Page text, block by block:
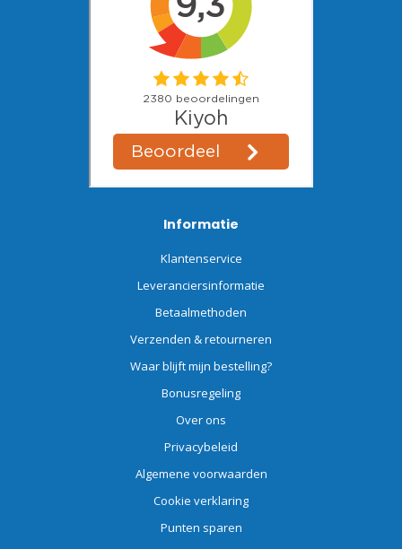
Informatie
Klantenservice
Leveranciersinformatie
Betaalmethoden
Verzenden & retourneren
Waar blijft mijn bestelling?
Bonusregeling
Over ons
Privacybeleid
Algemene voorwaarden
Cookie verklaring
Punten sparen